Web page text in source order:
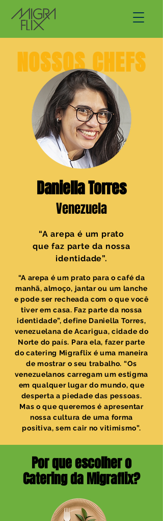
NOSSOS CHEFS
Daniella Torres
Venezuela
“A arepa é um prato
que faz parte da nossa
identidade”.
“A arepa é um prato para o café da
manhã, almoço, jantar ou um lanche
e pode ser recheada com o que você
tiver em casa. Faz parte da nossa
identidade”, define Daniella Torres,
venezuelana de Acarigua, cidade do
Norte do país. Para ela, fazer parte
do catering Migraflix é uma maneira
de mostrar o seu trabalho. “Os
venezuelanos carregam um estigma
em qualquer lugar do mundo, que
desperta a piedade das pessoas.
Mas o que queremos é apresentar
nossa cultura de uma forma
positiva, sem cair no vitimismo”.
Por que escolher o
Catering da Migraflix?